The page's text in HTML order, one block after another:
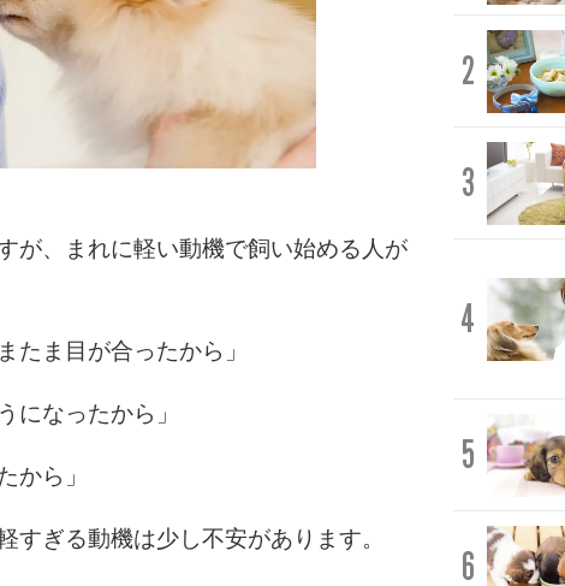
が、まれに軽い動機で飼い始める人が
たま目が合ったから」
になったから」
から」
ぎる動機は少し不安があります。
2
3
4
5
6